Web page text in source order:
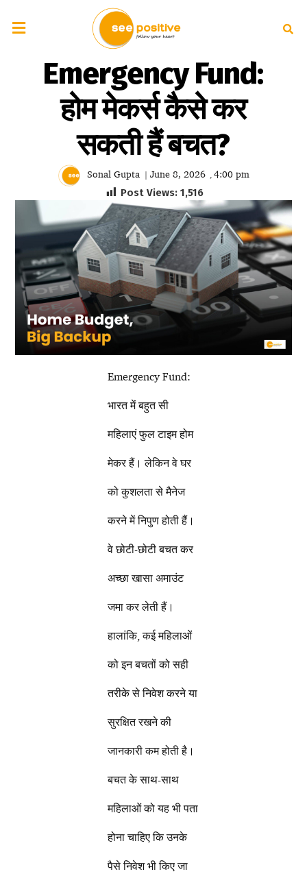
Emergency Fund:
होम मेकर्स कैसे कर
सकती हैं बचत?
Sonal Gupta | June 8, 2026 , 4:00 pm
Post Views: 1,516
Emergency Fund:
भारत में बहुत सी
महिलाएं फुल टाइम होम
मेकर हैं। लेकिन वे घर
को कुशलता से मैनेज
करने में निपुण होती हैं।
वे छोटी-छोटी बचत कर
अच्छा खासा अमाउंट
जमा कर लेती हैं।
हालांकि, कई महिलाओं
को इन बचतों को सही
तरीके से निवेश करने या
सुरक्षित रखने की
जानकारी कम होती है।
बचत के साथ-साथ
महिलाओं को यह भी पता
होना चाहिए कि उनके
पैसे निवेश भी किए जा